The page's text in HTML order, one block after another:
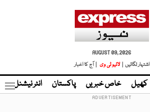
AUGUST 09, 2026
اشتہار لگائیں |
لائیو ٹی وی | آج کا اخبار
کھیل خاص خبریں پاکستان انٹر نیشنل